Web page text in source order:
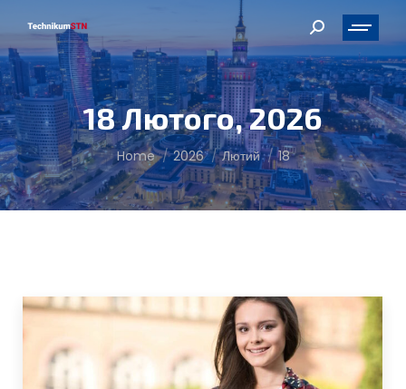
Search:
18 Лютого, 2026
You are here:
Home 2026 Лютий 18